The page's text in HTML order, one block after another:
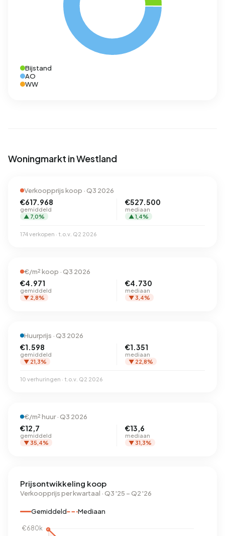
Bijstand
AO
WW
Woningmarkt in Westland
Verkoopprijs koop · Q3 2026
€617.968
gemiddeld
▲ 7,0%
€527.500
mediaan
▲ 1,4%
174 verkopen · t.o.v. Q2 2026
€/m² koop · Q3 2026
€4.971
gemiddeld
▼ 2,8%
€4.730
mediaan
▼ 3,4%
Huurprijs · Q3 2026
€1.598
gemiddeld
▼ 21,3%
€1.351
mediaan
▼ 22,8%
10 verhuringen · t.o.v. Q2 2026
€/m² huur · Q3 2026
€12,7
gemiddeld
▼ 35,4%
€13,6
mediaan
▼ 31,3%
Prijsontwikkeling koop
Verkoopprijs per kwartaal · Q3 '25 – Q2 '26
Gemiddeld Mediaan